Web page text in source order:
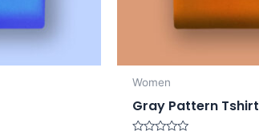
Women
Gray Pattern Tshirt